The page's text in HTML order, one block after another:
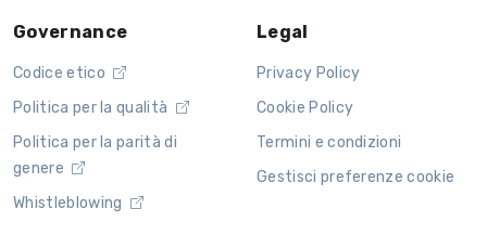
Governance
Codice etico
Politica per la qualità
Politica per la parità di
genere
Whistleblowing
Legal
Privacy Policy
Cookie Policy
Termini e condizioni
Gestisci preferenze cookie